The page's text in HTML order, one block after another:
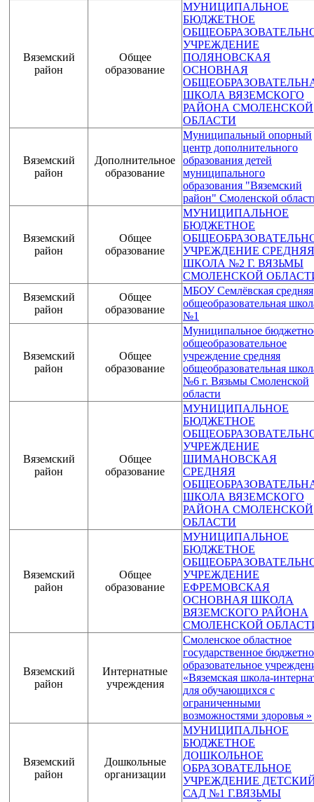
Вяземский
район
Общее
образование
МУНИЦИПАЛЬНОЕ
БЮДЖЕТНОЕ
УЧРЕЖДЕНИЕ
ПОЛЯНОВСКАЯ
ОСНОВНАЯ
ШКОЛА ВЯЗЕМСКОГО
РАЙОНА СМОЛЕНСКОЙ
ОБЛАСТИ
Вяземский
район
Дополнительное
образование
Муниципальный опорный
центр дополнительного
образования детей
муниципального
образования "Вяземский
район" Смоленской
Вяземский
район
Общее
образование
МУНИЦИПАЛЬНОЕ
БЮДЖЕТНОЕ
УЧРЕЖДЕНИЕ СРЕДНЯЯ
ШКОЛА №2 Г. ВЯЗЬМЫ
СМОЛЕНСКОЙ
Вяземский
район
Общее
образование
МБОУ Семлёвская средняя
общеобразовательная
№1
Вяземский
район
Общее
образование
Муниципальное
общеобразовательное
учреждение средняя
общеобразовательная
№6 г. Вязьмы Смоленской
области
Вяземский
район
Общее
образование
МУНИЦИПАЛЬНОЕ
БЮДЖЕТНОЕ
УЧРЕЖДЕНИЕ
ШИМАНОВСКАЯ
СРЕДНЯЯ
ШКОЛА ВЯЗЕМСКОГО
РАЙОНА СМОЛЕНСКОЙ
ОБЛАСТИ
Вяземский
район
Общее
образование
МУНИЦИПАЛЬНОЕ
БЮДЖЕТНОЕ
УЧРЕЖДЕНИЕ
ЕФРЕМОВСКАЯ
ОСНОВНАЯ ШКОЛА
ВЯЗЕМСКОГО РАЙОНА
СМОЛЕНСКОЙ
Вяземский
район
Интернатные
учреждения
Смоленское областное
государственное
образовательное
«Вяземская школа-
для обучающихся с
ограниченными
возможностями здоровья »
Вяземский
район
Дошкольные
организации
МУНИЦИПАЛЬНОЕ
БЮДЖЕТНОЕ
ДОШКОЛЬНОЕ
ОБРАЗОВАТЕЛЬНОЕ
УЧРЕЖДЕНИЕ
САД №1 Г.ВЯЗЬМЫ